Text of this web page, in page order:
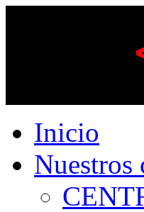
Inicio
Nuestros